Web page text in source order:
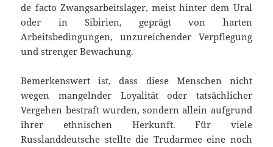
de facto Zwangsarbeitslager, meist hinter dem Ural
oder in Sibirien, geprägt von harten
Arbeitsbedingungen, unzureichender Verpflegung
und strenger Bewachung.
Bemerkenswert ist, dass diese Menschen nicht
wegen mangelnder Loyalität oder tatsächlicher
Vergehen bestraft wurden, sondern allein aufgrund
ihrer ethnischen Herkunft. Für viele
Russlanddeutsche stellte die Trudarmee eine noch